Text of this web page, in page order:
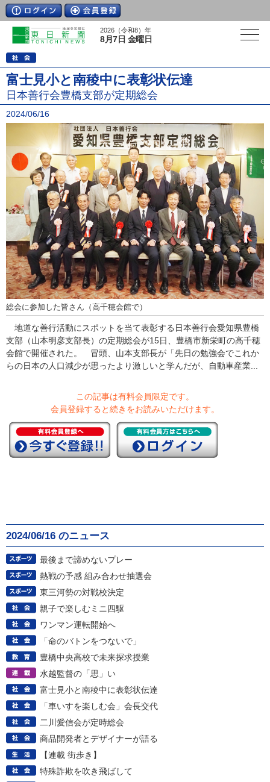
2026（令和8）年
8月7日 金曜日
富士見小と南稜中に表彰状伝達
日本善行会豊橋支部が定期総会
2024/06/16
総会に参加した皆さん（高千穂会館で）
地道な善行活動にスポットを当て表彰する日本善行会愛知県豊橋
支部（山本明彦支部長）の定期総会が15日、豊橋市新栄町の高千穂
会館で開催された。 冒頭、山本支部長が「先日の勉強会でこれか
らの日本の人口減少が思ったより激しいと学んだが、自動車産業...
この記事は有料会員限定です。
会員登録すると続きをお読みいただけます。
2024/06/16 のニュース
最後まで諦めないプレー
熱戦の予感 組み合わせ抽選会
東三河勢の対戦校決定
親子で楽しむミニ四駆
ワンマン運転開始へ
「命のバトンをつないで」
豊橋中央高校で未来探求授業
水越監督の「思」い
富士見小と南稜中に表彰状伝達
「車いすを楽しむ会」会長交代
二川愛信会が定時総会
商品開発者とデザイナーが語る
【連載 街歩き】
特殊詐欺を吹き飛ばして